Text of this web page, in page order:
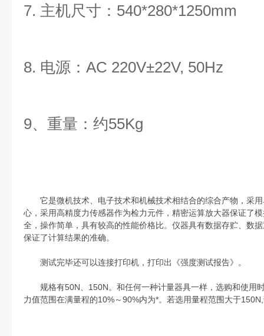
7. 主机尺寸：540*280*1250mm
8. 电源：AC 220V±22V, 50Hz
9、重量：约55Kg
它是微机技术、电子技术和机械技术相结合的综合产物，采用
心，采用高精度力传感器作为检力元件，精密运算放大器保证了
全，操作简单，具有较高的性能价格比。仪器具有数据存贮、数
保证了计算结果的准确。
测试完毕还可以连接打印机，打印出《强度测试报告》。
规格有50N、150N。和任何一种计量器具一样，选购和使用
力值范围在满量程的10%～90%内为*。若选用量程范围大于